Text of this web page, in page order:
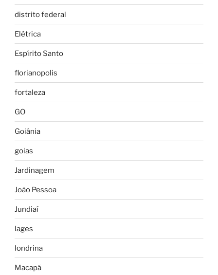
distrito federal
Elétrica
Espírito Santo
florianopolis
fortaleza
GO
Goiânia
goias
Jardinagem
João Pessoa
Jundiaí
lages
londrina
Macapá